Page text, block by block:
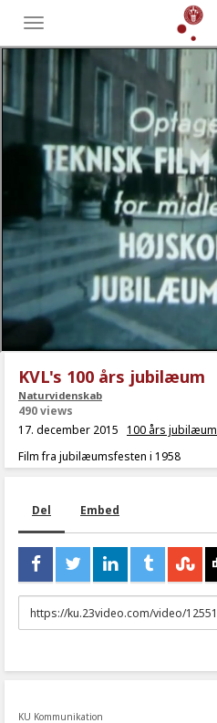
Toggle
menu
KVL's 100 års jubilæum
Naturvidenskab
490 views
17. december 2015
100 års jubilæum
Film fra jubilæumsfesten i 1958
Del Embed
URL
to
KU Kommunikation